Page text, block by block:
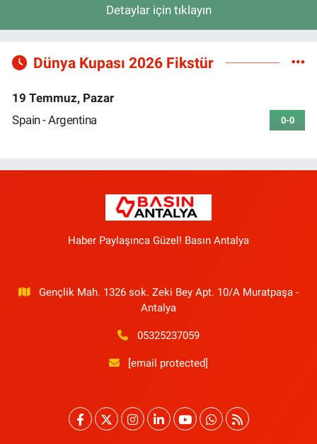
Detaylar için tıklayın
Dünya Kupası 2026 Fikstür
19 Temmuz, Pazar
Spain - Argentina
0-0
Haber Paylaşınca Güzel! Basın Antalya
Gençlik Mah. 1326 sok. Zeki Bey Apt. 10/A Muratpaşa -
Antalya
05325237059
[email protected]